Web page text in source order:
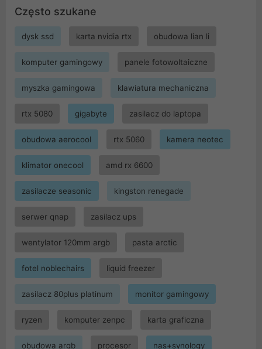
Często szukane
dysk ssd karta nvidia rtx obudowa lian li
komputer gamingowy panele fotowoltaiczne
myszka gamingowa klawiatura mechaniczna
rtx 5080 gigabyte zasilacz do laptopa
obudowa aerocool rtx 5060 kamera neotec
klimator onecool amd rx 6600
zasilacze seasonic kingston renegade
serwer qnap zasilacz ups
wentylator 120mm argb pasta arctic
fotel noblechairs liquid freezer
zasilacz 80plus platinum monitor gamingowy
ryzen komputer zenpc karta graficzna
obudowa argb procesor nas+synology